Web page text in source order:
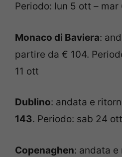
Periodo: lun 5 ott – mar
Monaco di Baviera:
partire da € 104.
11 ott
Dublino: andata e
143. Periodo: sab 24
Copenaghen: andata